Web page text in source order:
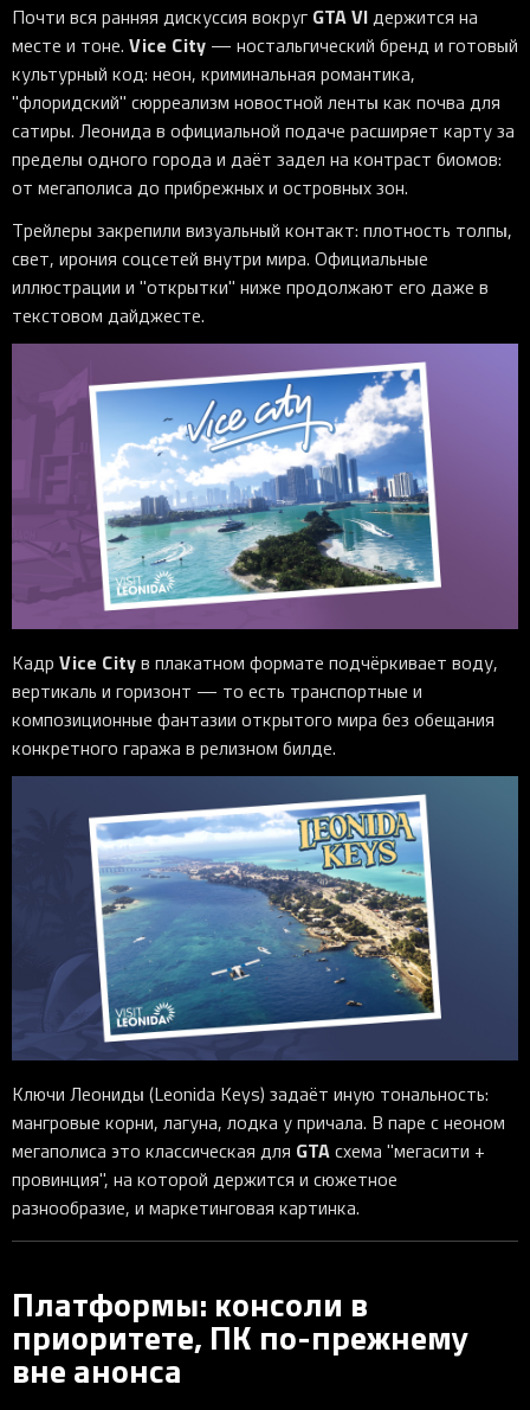
Почти вся ранняя дискуссия вокруг GTA VIдержится на
месте и тоне. Vice City — ностальгический бренд и готовый
культурный код: неон, криминальная романтика,
"флоридский" сюрреализм новостной ленты как почва для
сатиры. Леонида в официальной подаче расширяет карту за
пределы одного города и даёт задел на контраст биомов:
от мегаполиса до прибрежных и островных зон.
Трейлеры закрепили визуальный контакт: плотность толпы,
свет, ирония соцсетей внутри мира. Официальные
иллюстрации и "открытки" ниже продолжают его даже в
текстовом дайджесте.
Кадр Vice Cityв плакатном формате подчёркивает воду,
вертикаль и горизонт — то есть транспортные и
композиционные фантазии открытого мира без обещания
конкретного гаража в релизном билде.
Ключи Леониды (Leonida Keys) задаёт иную тональность:
мангровые корни, лагуна, лодка у причала. В паре с неоном
мегаполиса это классическая для GTAсхема "мегасити +
провинция", на которой держится и сюжетное
разнообразие, и маркетинговая картинка.
Платформы: консоли в
приоритете, ПК по-прежнему
вне анонса